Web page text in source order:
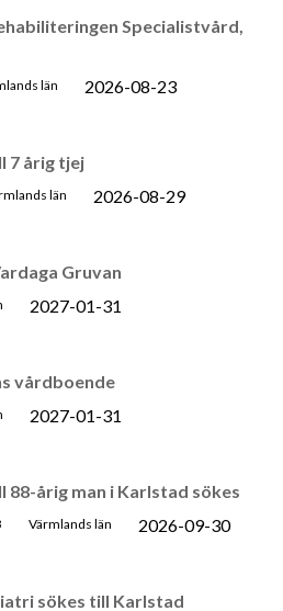
Specialistvård,
län 2026-08-23
7 årig tjej
län 2026-08-29
Gruvan
2027-01-31
vårdboende
2027-01-31
88-årig man i Karlstad sökes
Värmlands län 2026-09-30
sökes till Karlstad